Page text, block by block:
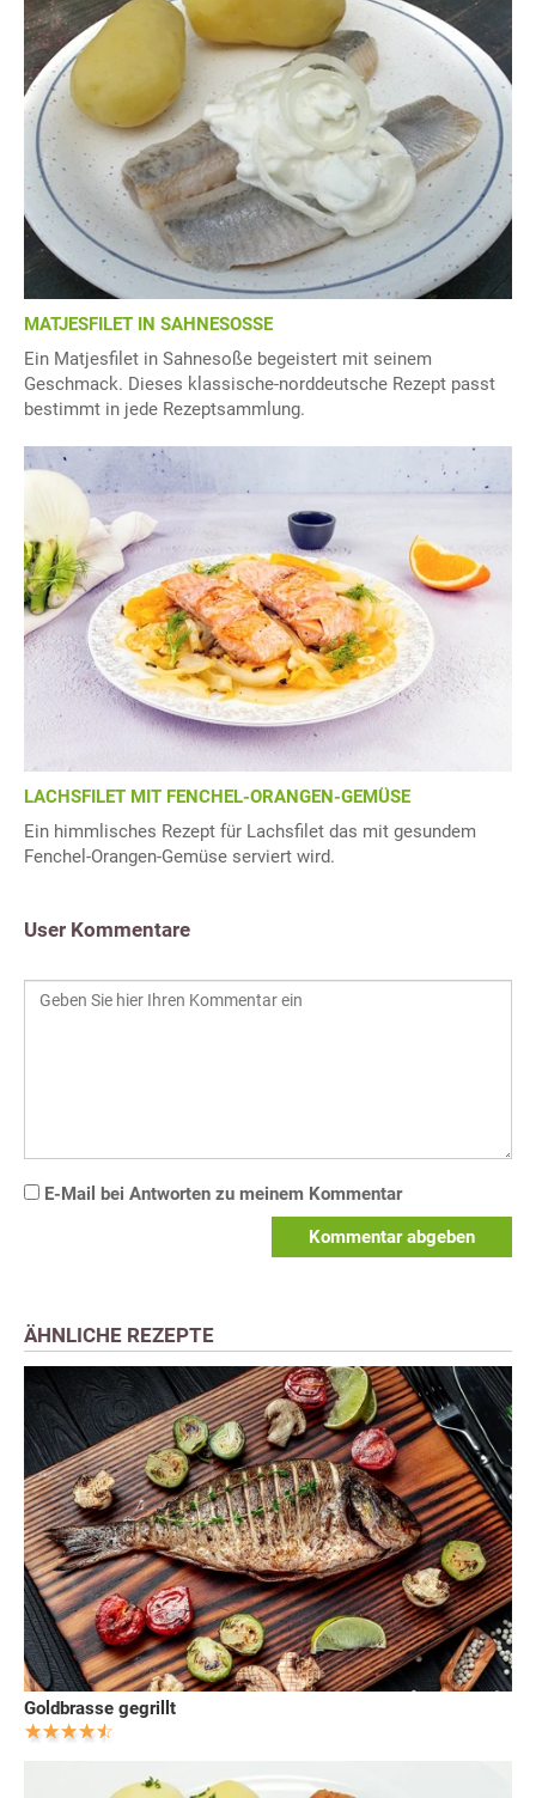
MATJESFILET IN SAHNESOSSE
Ein Matjesfilet in Sahnesoße begeistert mit seinem
Geschmack. Dieses klassische-norddeutsche Rezept passt
bestimmt in jede Rezeptsammlung.
LACHSFILET MIT FENCHEL-ORANGEN-GEMÜSE
Ein himmlisches Rezept für Lachsfilet das mit gesundem
Fenchel-Orangen-Gemüse serviert wird.
User Kommentare
E-Mail bei Antworten zu meinem Kommentar
Kommentar abgeben
ÄHNLICHE REZEPTE
Goldbrasse gegrillt